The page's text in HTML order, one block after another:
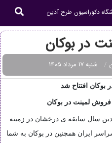
دکوراسیون طرح آذین
در بوکان
شنبه ۱۷ مرداد ۱۴۰۵
بوکان افتتاح شد
فروش لمینت در بوکان
سال سابقه ی درخشان در زمینه
ایران همچنین در بوکان به شما